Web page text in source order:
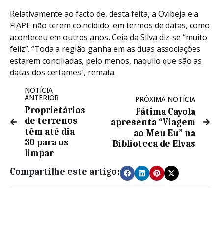
Relativamente ao facto de, desta feita, a Ovibeja e a
FIAPE não terem coincidido, em termos de datas, como
aconteceu em outros anos, Ceia da Silva diz-se “muito
feliz”. “Toda a região ganha em as duas associações
estarem conciliadas, pelo menos, naquilo que são as
datas dos certames”, remata.
NOTÍCIA
ANTERIOR
Proprietários
de terrenos
têm até dia
30 para os
limpar
PRÓXIMA NOTÍCIA
Fátima Cayola
apresenta “Viagem
ao Meu Eu” na
Biblioteca de Elvas
Compartilhe este artigo: